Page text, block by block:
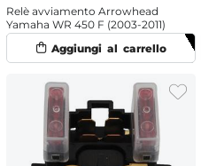
Relè avviamento Arrowhead
Yamaha WR 450 F (2003-2011)